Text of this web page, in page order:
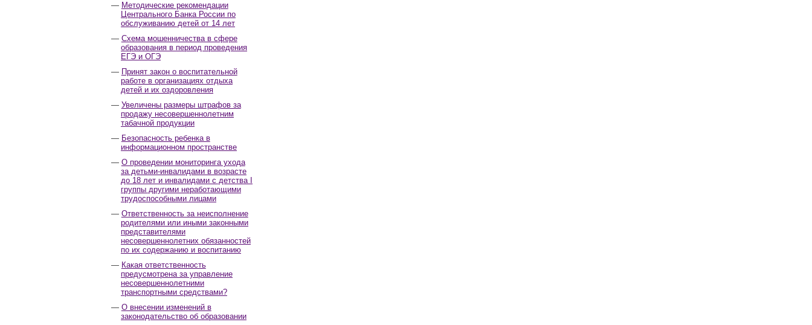
Методические рекомендации
Центрального Банка России по
обслуживанию детей от 14 лет
Схема мошенничества в сфере
образования в период проведения
ЕГЭ и ОГЭ
Принят закон о воспитательной
работе в организациях отдыха
детей и их оздоровления
Увеличены размеры штрафов за
продажу несовершеннолетним
табачной продукции
Безопасность ребенка в
информационном пространстве
О проведении мониторинга ухода
за детьми-инвалидами в возрасте
до 18 лет и инвалидами с детства I
группы другими неработающими
трудоспособными лицами
Ответственность за неисполнение
родителями или иными законными
представителями
несовершеннолетних обязанностей
по их содержанию и воспитанию
Какая ответственность
предусмотрена за управление
несовершеннолетними
транспортными средствами?
О внесении изменений в
законодательство об образовании